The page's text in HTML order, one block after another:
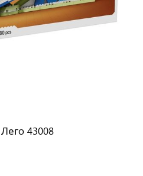
43008